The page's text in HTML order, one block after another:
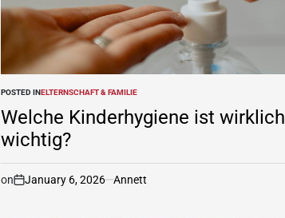
POSTED INELTERNSCHAFT & FAMILIE
Welche Kinderhygiene ist wirklich
wichtig?
on January 6, 2026 Annett